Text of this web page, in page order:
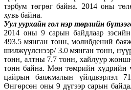
тэрбум төгрөг байна. 2014 оны
хувь байна.
Уул уурхайн гол нэр төрлийн
2014 оны 9 сарын байдлаар
493.5 мянган тонн, молибдений
шилжүүлснээр/ 3.0 мянган тонн,
тонн, алтны 7.7 тонн, хайлуур
тонн байна. Мөн төмрийн хүдрийн
цайрын баяжмалын үйлдвэрлэл
Өнгөрсөн оны 9 дүгээр сарын